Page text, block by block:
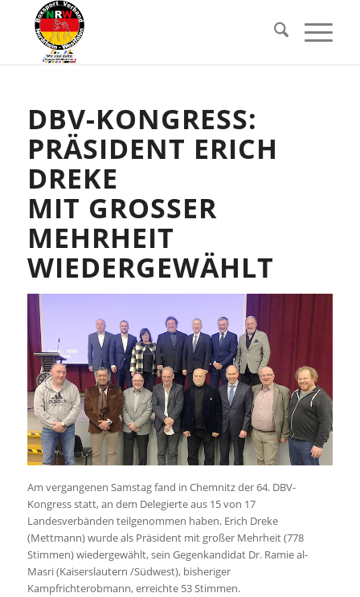
DBV-KONGRESS:
PRÄSIDENT ERICH
DREKE
MIT GROSSER M
EHRHEIT W
IEDERGEWÄHLT
Am vergangenen Samstag fand in Chemnitz der 64. DBV-
Kongress statt, an dem Delegierte aus 15 von 17
Landesverbänden teilgenommen haben. Erich Dreke
(Mettmann) wurde als Präsident mit großer Mehrheit (778
Stimmen) wiedergewählt, sein Gegenkandidat Dr. Ramie al-
Masri (Kaiserslautern /Südwest), bisheriger
Kampfrichterobmann, erreichte 53 Stimmen.